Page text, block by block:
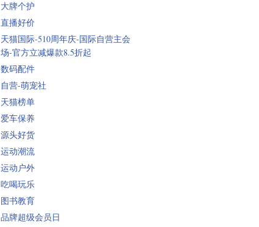
大牌个护
直播好价
天猫国际-510周年庆-国际自营主会
场-官方立减爆款8.5折起
数码配件
自营-萌宠社
天猫榜单
爱车保养
源头好货
运动潮流
运动户外
吃喝玩乐
图书教育
品牌超级会员日